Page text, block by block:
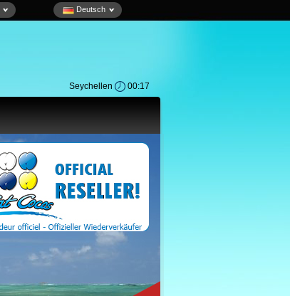
Deutsch
Seychellen 00:17